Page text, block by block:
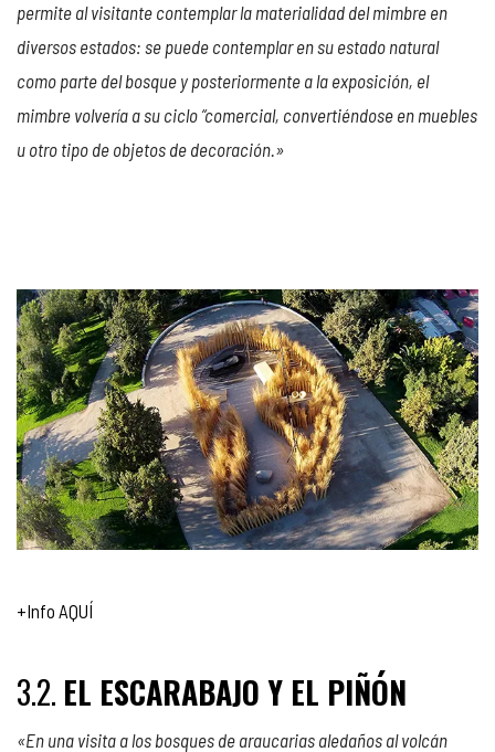
permite al visitante contemplar la materialidad del mimbre en
diversos estados: se puede contemplar en su estado natural
como parte del bosque y posteriormente a la exposición, el
mimbre volvería a su ciclo “comercial, convertiéndose en muebles
u otro tipo de objetos de decoración.»
+Info AQUÍ
3.2. EL ESCARABAJO Y EL PIÑÓN
«En una visita a los bosques de araucarias aledaños al volcán